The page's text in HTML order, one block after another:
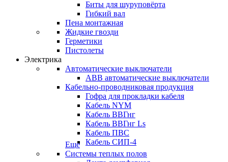
Биты для шуруповёрта
Гибкий вал
Пена монтажная
Жидкие гвозди
Герметики
Пистолеты
Электрика
Автоматические выключатели
ABB автоматические выключатели
Кабельно-проводниковая продукция
Гофра для прокладки кабеля
Кабель NYM
Кабель ВВГнг
Кабель ВВГнг Ls
Кабель ПВС
Кабель СИП-4
Еще
Системы теплых полов